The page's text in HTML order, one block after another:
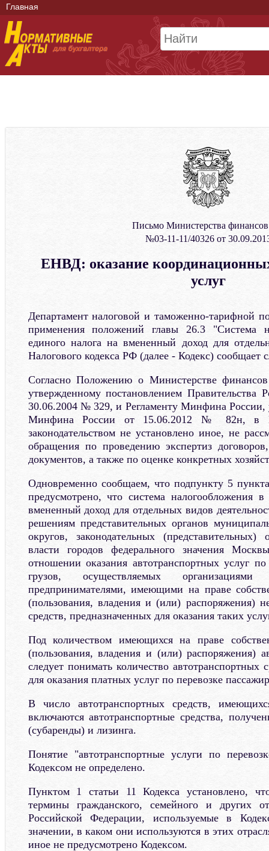
Главная
Письмо Министерства
№03-11-11/40326 от
ЕНВД: оказание
услуг
Департамент налоговой и таможенно-тарифной
применения положений главы 26.3 "Система
единого налога на вмененный доход для
Налогового кодекса РФ (далее - Кодекс) сообщает
Согласно Положению о Министерстве
утвержденному постановлением Правительства
30.06.2004 № 329, и Регламенту Минфина России,
Минфина России от 15.06.2012 № 82н, в
законодательством не установлено иное, не
обращения по проведению экспертиз
документов, а также по оценке конкретных
Одновременно сообщаем, что подпункту 5
предусмотрено, что система налогообложения
вмененный доход для отдельных видов
решениям представительных органов
округов, законодательных (представительных)
власти городов федерального значения
отношении оказания автотранспортных услуг
грузов, осуществляемых
предпринимателями, имеющими на праве
(пользования, владения и (или) распоряжения)
средств, предназначенных для оказания таких
Под количеством имеющихся на праве
(пользования, владения и (или) распоряжения)
следует понимать количество автотранспортных
для оказания платных услуг по перевозке
В число автотранспортных средств,
включаются автотранспортные средства,
(субаренды) и лизинга.
Понятие "автотранспортные услуги по
Кодексом не определено.
Пунктом 1 статьи 11 Кодекса установлено,
термины гражданского, семейного и других
Российской Федерации, используемые в
значении, в каком они используются в этих
иное не предусмотрено Кодексом.